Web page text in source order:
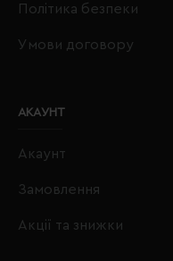
Політика безпеки
Умови договору
АКАУНТ
Акаунт
Замовлення
Акції та знижки